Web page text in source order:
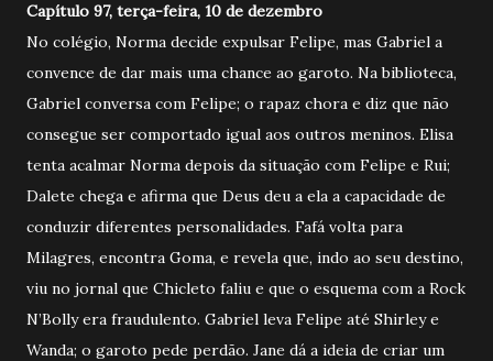
Capítulo 97, terça-feira, 10 de dezembro
No colégio, Norma decide expulsar Felipe, mas Gabriel a
convence de dar mais uma chance ao garoto. Na biblioteca,
Gabriel conversa com Felipe; o rapaz chora e diz que não
consegue ser comportado igual aos outros meninos. Elisa
tenta acalmar Norma depois da situação com Felipe e Rui;
Dalete chega e afirma que Deus deu a ela a capacidade de
conduzir diferentes personalidades. Fafá volta para
Milagres, encontra Goma, e revela que, indo ao seu destino,
viu no jornal que Chicleto faliu e que o esquema com a Rock
N’Bolly era fraudulento. Gabriel leva Felipe até Shirley e
Wanda; o garoto pede perdão. Jane dá a ideia de criar um